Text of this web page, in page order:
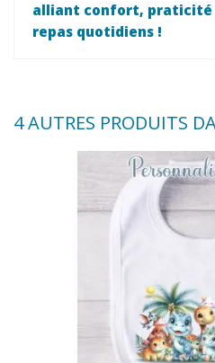
alliant confort, praticité
repas quotidiens !
4 AUTRES PRODUITS